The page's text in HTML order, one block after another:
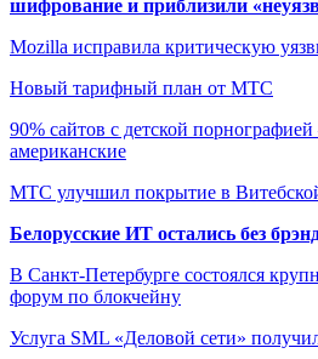
шифрование и приблизили
Mozilla исправила критическую
Новый тарифный план от МТС
90% сайтов с детской
американские
МТС улучшил покрытие в
Белорусские ИТ остались без
В Санкт-Петербурге состоялся
форум по блокчейну
Услуга SML «Деловой сети»